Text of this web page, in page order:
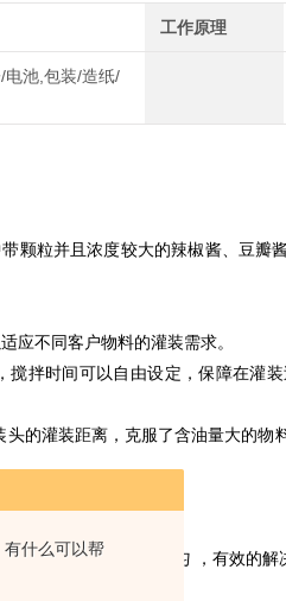
什么可以帮
工作原理
电池,包装/造纸/
颗粒并且浓度较大的辣椒酱、豆瓣
应不同客户物料的灌装需求。
拌时间可以自由设定，保障在灌
的灌装距离，克服了含油量大的物
，使物料混合更加均匀 ，有效的解
度。